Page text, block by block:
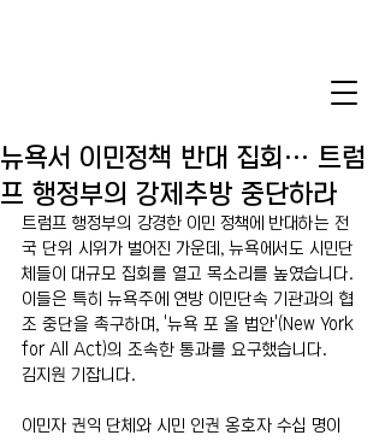
뉴욕서 이민정책 반대 집회… 트럼
프 행정부의 강제추방 중단하라
트럼프 행정부의 강경한 이민 정책에 반대하는 전
국 단위 시위가 벌어진 가운데, 뉴욕에서도 시민단
체들이 대규모 집회를 열고 목소리를 높였습니다.
이들은 특히 뉴욕주에 연방 이민단속 기관과의 협
조 중단을 촉구하며, '뉴욕 포 올 법안'(New York
for All Act)의 조속한 통과를 요구했습니다.
김지원 기잡니다.
이민자 권익 단체와 시민 인권 옹호자 수십 명이